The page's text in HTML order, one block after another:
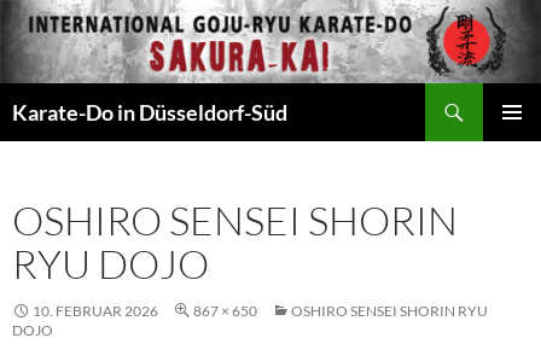
Zum
Inhalt
springen
Karate-Do in Düsseldorf-Süd
OSHIRO SENSEI SHORIN
RYU DOJO
10. FEBRUAR 2026 867 × 650
OSHIRO SENSEI SHORIN RYU
DOJO